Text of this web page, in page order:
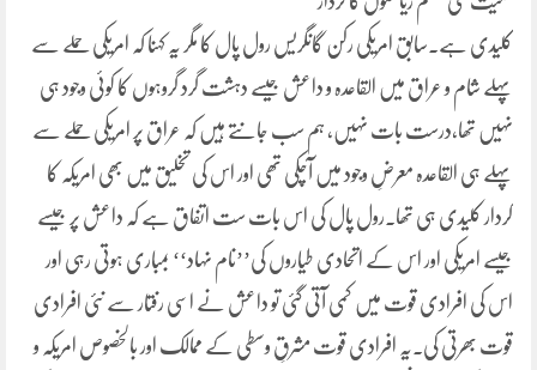
کلیدی ہے۔سابق امریکی رکن گانگریس رول پال کا مگر یہ کہنا کہ امریکی حملے سے
پہلے شام و عراق میں القاعدہ و داعش جیسے دہشت گرد گروہوں کا کوئی وجود ہی
نہیں تھا،درست بات نہیں، ہم سب جانتے ہیں کہ عراق پر امریکی حملے سے
پہلے ہی القاعدہ معرضِ وجود میں آچکی تھی اور اس کی تخلیق میں بھی امریکہ کا
کردار کلیدی ہی تھا۔رول پال کی اس بات ست اتفاق ہے کہ داعش پر جیسے
جیسے امریکی اور اس کے اتحادی طیاروں کی’’نام نہاد‘‘ بمباری ہوتی رہی اور
اس کی افرادی قوت میں کمی آتی گئی تو داعش نے اسی رفتار سے نئی افرادی
قوت بھرتی کی۔یہ افرادی قوت مشرقِ وسطی کے ممالک اور بالخصوص امریکہ و